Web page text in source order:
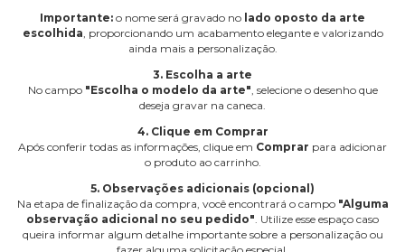
Importante: o nome será gravado no lado oposto da arte
escolhida , proporcionando um acabamento elegante e valorizando
ainda mais a personalização.
3. Escolha a arte
No campo "Escolha o modelo da arte" , selecione o desenho que
deseja gravar na caneca.
4. Clique em Comprar
Após conferir todas as informações, clique em Comprar para adicionar
o produto ao carrinho.
5. Observações adicionais (opcional)
Na etapa de finalização da compra, você encontrará o campo "Alguma
observação adicional no seu pedido" . Utilize esse espaço caso
queira informar algum detalhe importante sobre a personalização ou